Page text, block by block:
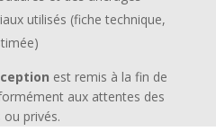
utilisés (fiche technique,
est remis à la fin de
aux attentes des
ou privés.